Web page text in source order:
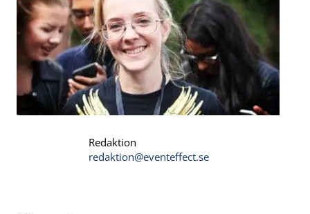
Redaktion
redaktion@eventeffect.se